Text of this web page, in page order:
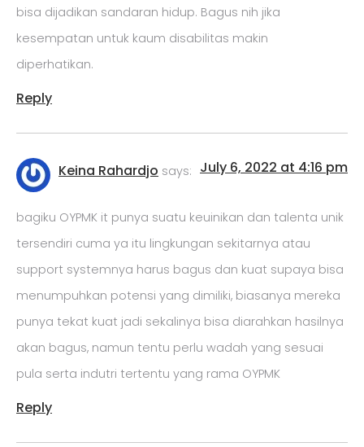
bisa dijadikan sandaran hidup. Bagus nih jika
kesempatan untuk kaum disabilitas makin
diperhatikan.
Reply
Keina Rahardjo says: July 6, 2022 at 4:16 pm
bagiku OYPMK it punya suatu keuinikan dan talenta unik
tersendiri cuma ya itu lingkungan sekitarnya atau
support systemnya harus bagus dan kuat supaya bisa
menumpuhkan potensi yang dimiliki, biasanya mereka
punya tekat kuat jadi sekalinya bisa diarahkan hasilnya
akan bagus, namun tentu perlu wadah yang sesuai
pula serta indutri tertentu yang rama OYPMK
Reply